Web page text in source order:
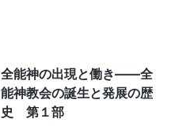
全能神の出現と働き——全
能神教会の誕生と発展の歴
史 第１部